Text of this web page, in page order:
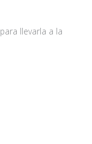
llevarla a la